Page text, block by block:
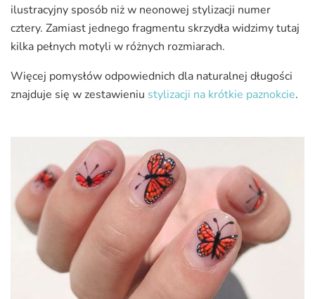
ilustracyjny sposób niż w neonowej stylizacji numer
cztery. Zamiast jednego fragmentu skrzydła widzimy tutaj
kilka pełnych motyli w różnych rozmiarach.
Więcej pomysłów odpowiednich dla naturalnej długości
znajduje się w zestawieniu stylizacji na krótkie paznokcie.